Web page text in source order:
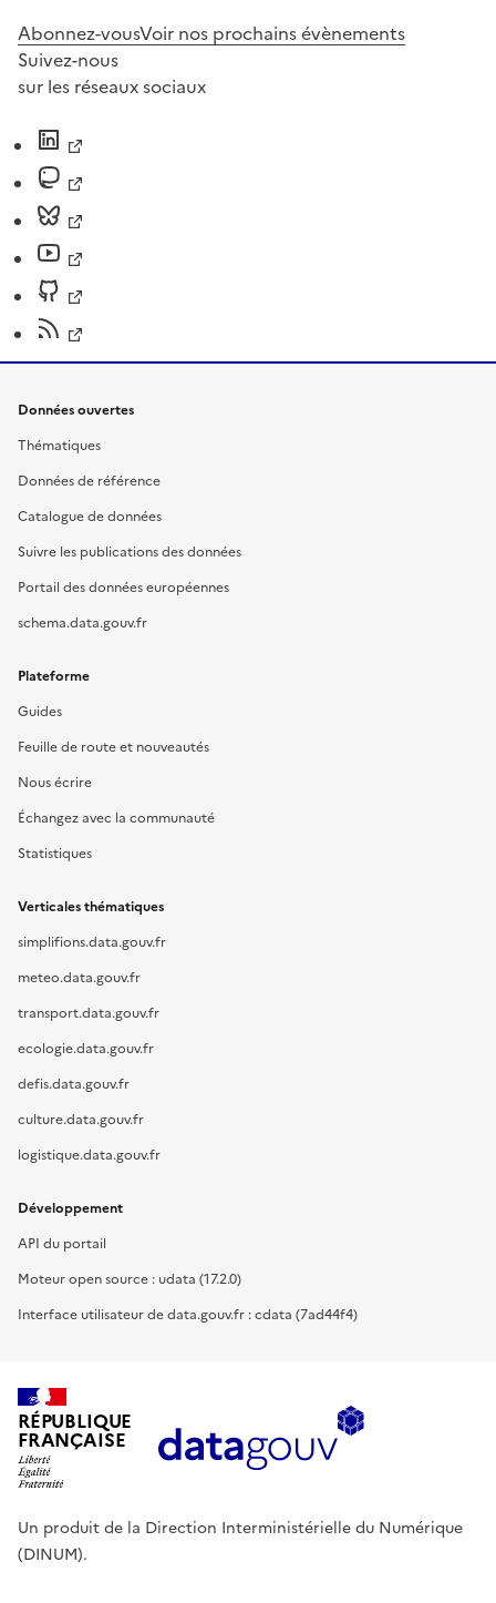
Abonnez-vousVoir nos prochains évènements
Suivez-nous
sur les réseaux sociaux
Données ouvertes
Thématiques
Données de référence
Catalogue de données
Suivre les publications des données
Portail des données européennes
schema.data.gouv.fr
Plateforme
Guides
Feuille de route et nouveautés
Nous écrire
Échangez avec la communauté
Statistiques
Verticales thématiques
simplifions.data.gouv.fr
meteo.data.gouv.fr
transport.data.gouv.fr
ecologie.data.gouv.fr
defis.data.gouv.fr
culture.data.gouv.fr
logistique.data.gouv.fr
Développement
API du portail
Moteur open source : udata (17.2.0)
Interface utilisateur de data.gouv.fr : cdata (7ad44f4)
RÉPUBLIQUE
FRANÇAISE
Un produit de la Direction Interministérielle du Numérique
(DINUM).